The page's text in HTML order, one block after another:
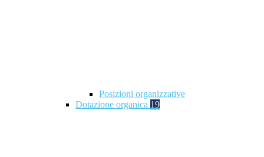
Posizioni organizzative
Dotazione organica 19